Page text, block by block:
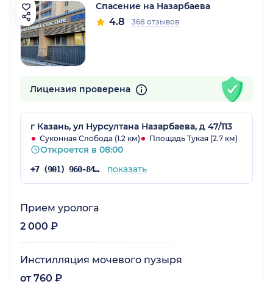
Спасение на Назарбаева
4.8 368 отзывов
Лицензия проверена
г Казань, ул Нурсултана Назарбаева, д 47/113
Суконная Слобода (1.2 км) Площадь Тукая (2.7 км)
Откроется в 08:00
+7 (901) 960-84-72 показать
Прием уролога
2 000 ₽
Инстилляция мочевого пузыря
от 760 ₽